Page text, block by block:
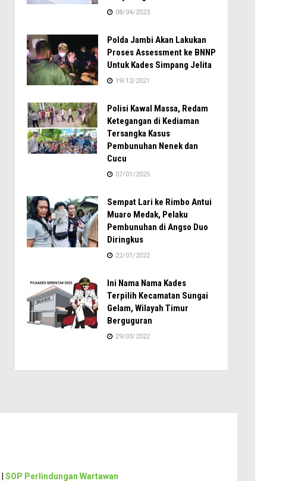
08/04/2023
Polda Jambi Akan Lakukan
Proses Assessment ke BNNP
Untuk Kades Simpang Jelita
19/12/2021
Polisi Kawal Massa, Redam
Ketegangan di Kediaman
Tersangka Kasus
Pembunuhan Nenek dan
Cucu
07/01/2025
Sempat Lari ke Rimbo Antui
Muaro Medak, Pelaku
Pembunuhan di Angso Duo
Diringkus
22/01/2022
Ini Nama Nama Kades
Terpilih Kecamatan Sungai
Gelam, Wilayah Timur
Berguguran
29/03/2022
SOP Perlindungan Wartawan